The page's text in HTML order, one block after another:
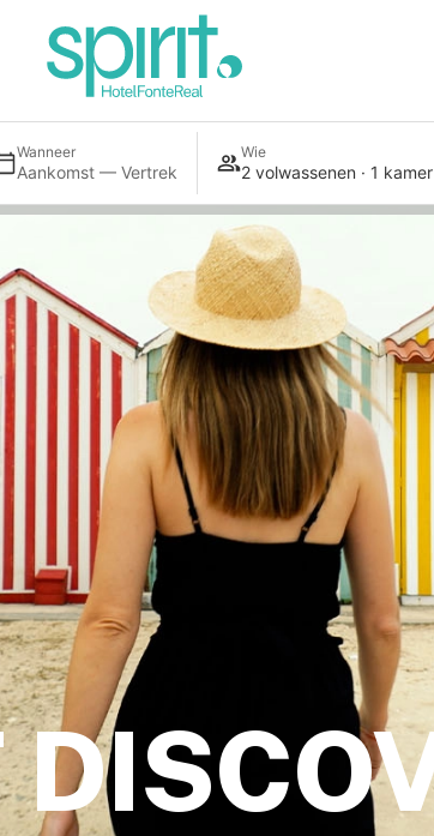
Wanneer
Aankomst — Vertrek
Wie
2 volwassenen · 1 kamer